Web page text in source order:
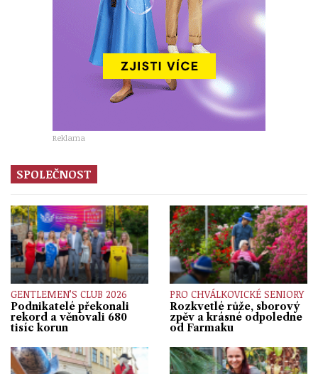
Reklama
SPOLEČNOST
GENTLEMEN’S CLUB 2026
Podnikatelé překonali
rekord a věnovali 680
tisíc korun
PRO CHVÁLKOVICKÉ SENIORY
Rozkvetlé růže, sborový
zpěv a krásné odpoledne
od Farmaku